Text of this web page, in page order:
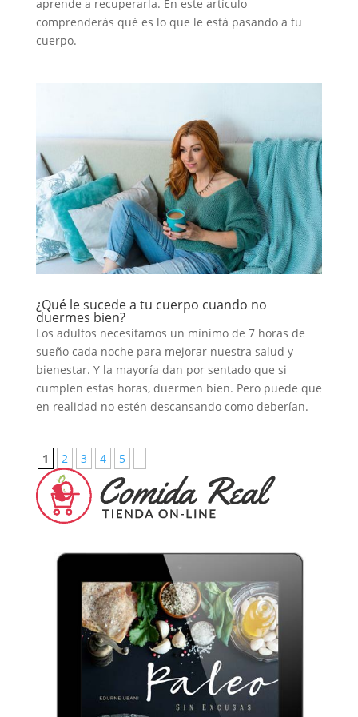
aprende a recuperarla. En este artículo
comprenderás qué es lo que le está pasando a tu
cuerpo.
¿Qué le sucede a tu cuerpo cuando no
duermes bien?
Los adultos necesitamos un mínimo de 7 horas de
sueño cada noche para mejorar nuestra salud y
bienestar. Y la mayoría dan por sentado que si
cumplen estas horas, duermen bien. Pero puede que
en realidad no estén descansando como deberían.
1 2 3 4 5